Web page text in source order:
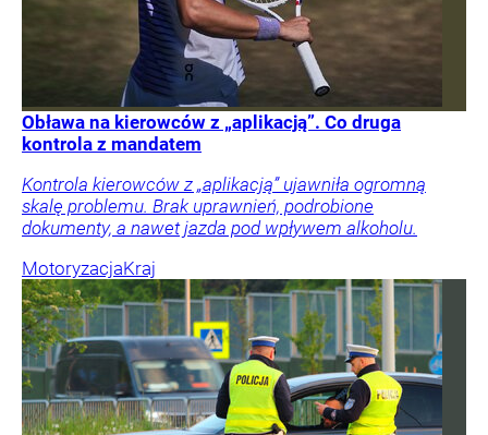
Obława na kierowców z „aplikacją”. Co druga
kontrola z mandatem
Kontrola kierowców z „aplikacją” ujawniła ogromną
skalę problemu. Brak uprawnień, podrobione
dokumenty, a nawet jazda pod wpływem alkoholu.
MotoryzacjaKraj